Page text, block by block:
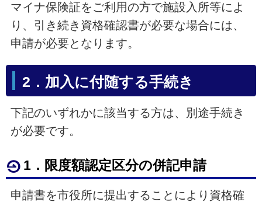
マイナ保険証をご利用の方で施設入所等によ
り、引き続き資格確認書が必要な場合には、
申請が必要となります。
2．加入に付随する手続き
下記のいずれかに該当する方は、別途手続き
が必要です。
1．限度額認定区分の併記申請
申請書を市役所に提出することにより資格確